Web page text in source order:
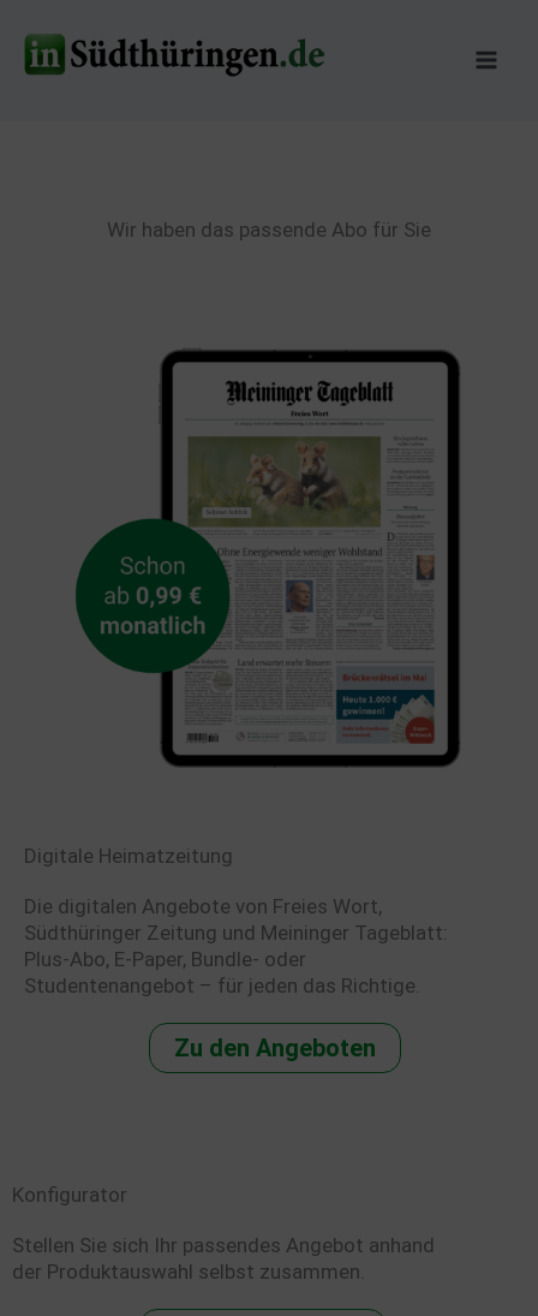
Inhalt
springen
Wir haben das passende Abo für Sie
Digitale Heimatzeitung
Die digitalen Angebote von Freies Wort,
Südthüringer Zeitung und Meininger Tageblatt:
Plus-Abo, E-Paper, Bundle- oder
Studentenangebot – für jeden das Richtige.
Zu den Angeboten
Konfigurator
Stellen Sie sich Ihr passendes Angebot anhand
der Produktauswahl selbst zusammen.